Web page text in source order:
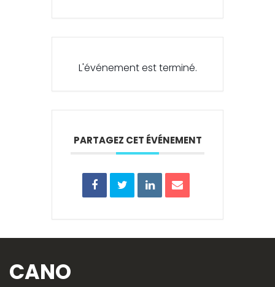
L'événement est terminé.
PARTAGEZ CET ÉVÉNEMENT
CANO